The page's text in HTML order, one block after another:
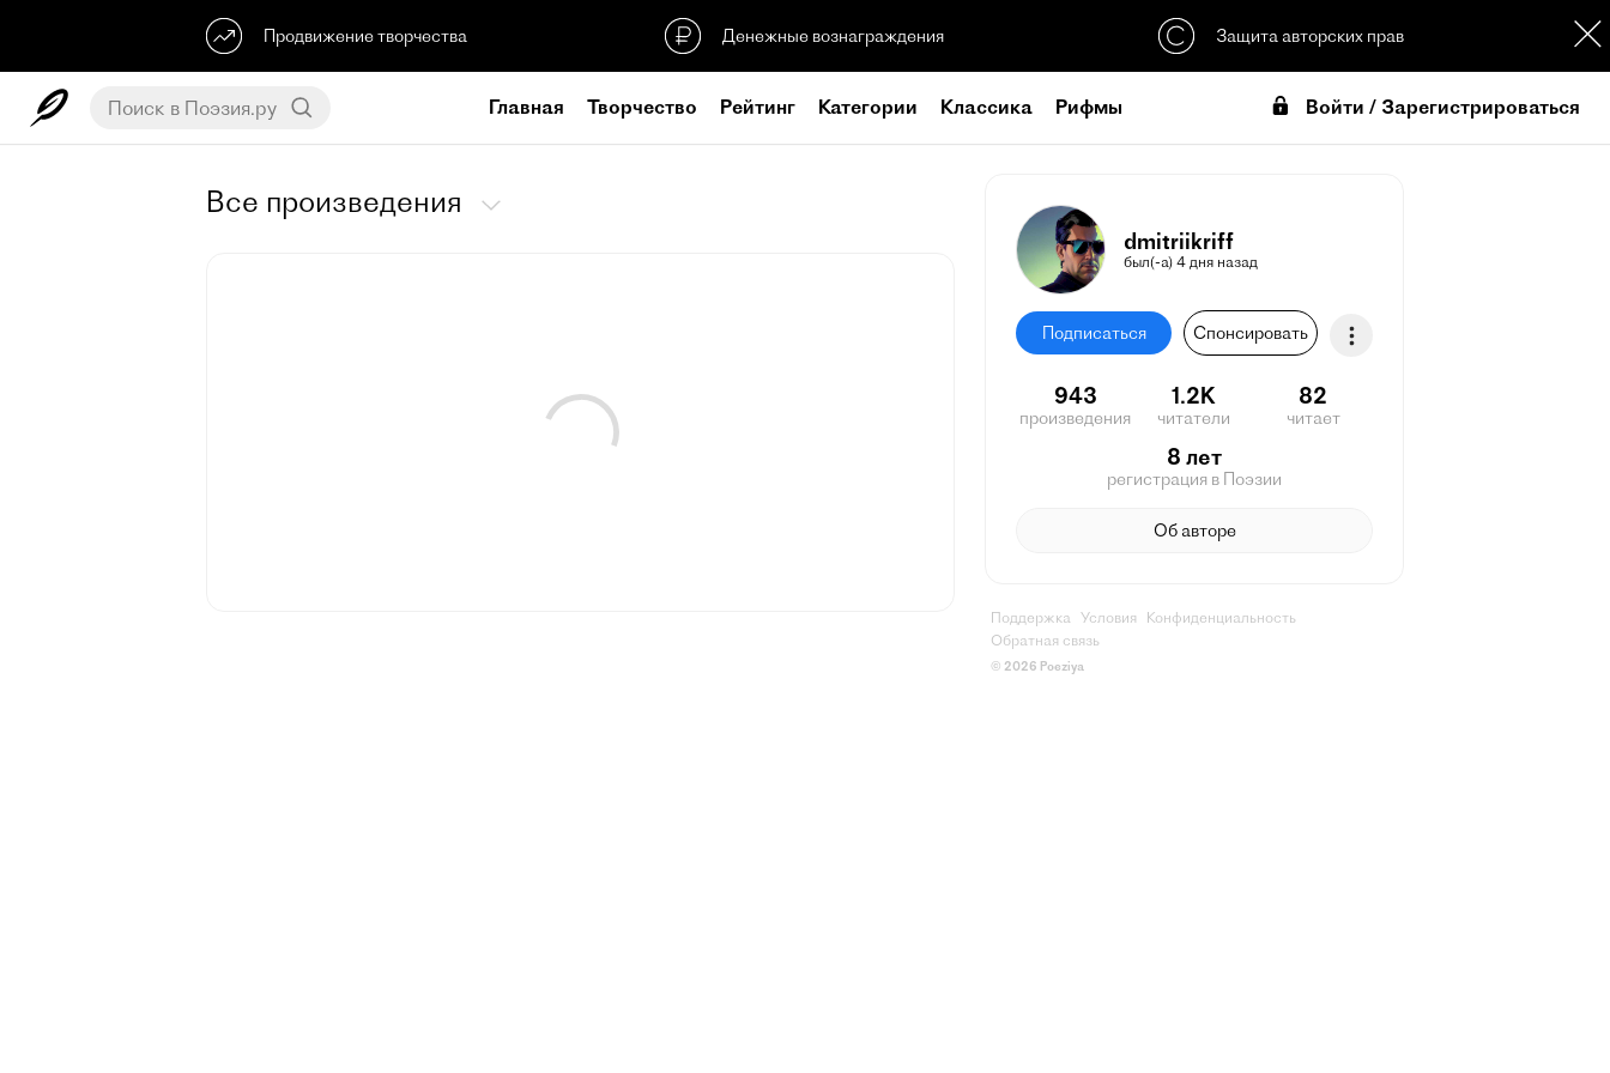
Продвижение творчества Денежные вознаграждения Защита авторских прав
Главная Творчество Рейтинг Категории Классика Рифмы Войти / Зарегистрироваться
dmitriikriff
был(-а) 4 дня назад
Подписаться Спонсировать
943
произведения
1.2K
читатели
82
читает
8 лет
регистрация в Поэзии
Об авторе
Поддержка Условия
Конфиденциальность
Обратная связь
© 2026 Poeziya
Все произведения